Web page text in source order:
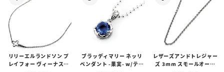
リリーエルランドソン プ
レイフォー ヴィーナスチ
ブラッディマリー ネッリ
ペンダント -果実- w/ティ
レザーズアンドトレジャー
ズ 3mm スモールオーバ